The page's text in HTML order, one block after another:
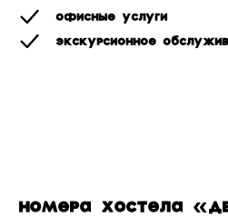
Офисные услуги
Экскурсионное
Номера хостела